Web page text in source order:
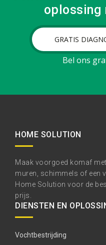
oplossing
GRATIS
Bel ons
HOME SOLUTION
Maak voorgoed komaf
muren, schimmels of een
Home Solution voor de
prijs.
DIENSTEN EN
Vochtbestrijding